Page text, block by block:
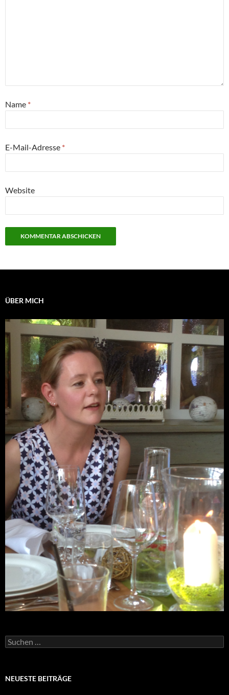
Name *
E-Mail-Adresse *
Website
ÜBER MICH
Suchen
nach:
NEUESTE BEITRÄGE